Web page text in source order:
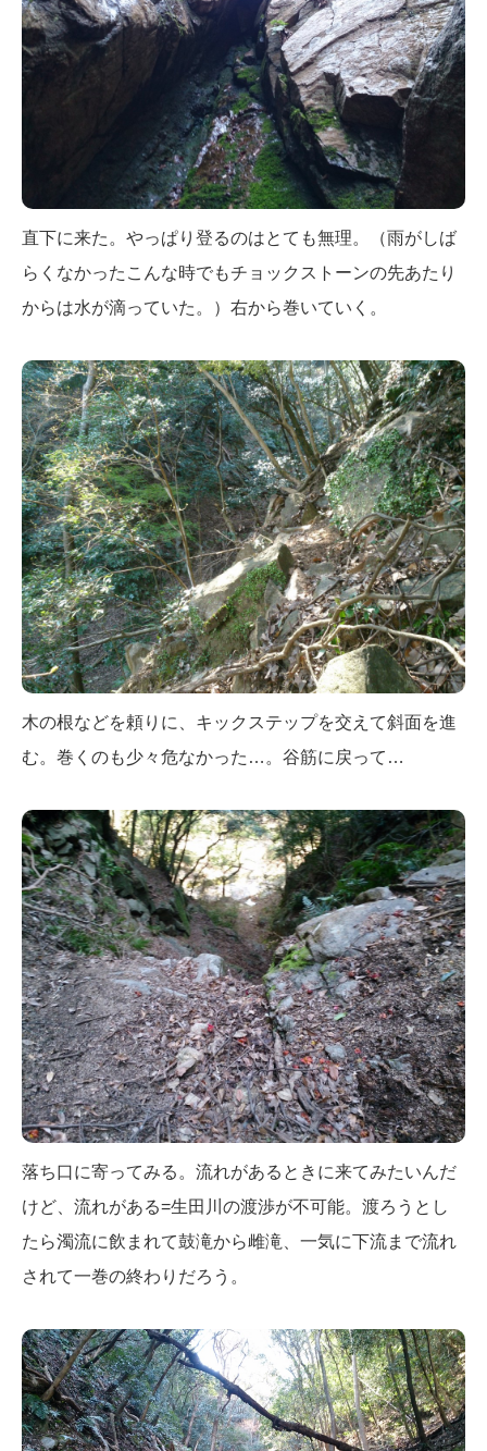
直下に来た。やっぱり登るのはとても無理。（雨がしば
らくなかったこんな時でもチョックストーンの先あたり
からは水が滴っていた。）右から巻いていく。
木の根などを頼りに、キックステップを交えて斜面を進
む。巻くのも少々危なかった…。谷筋に戻って…
落ち口に寄ってみる。流れがあるときに来てみたいんだ
けど、流れがある=生田川の渡渉が不可能。渡ろうとし
たら濁流に飲まれて鼓滝から雌滝、一気に下流まで流れ
されて一巻の終わりだろう。